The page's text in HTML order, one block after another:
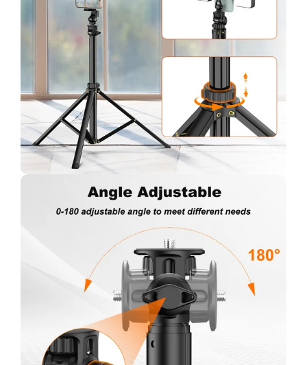
Bestätigen Sie Ihr Alter
Sind Sie 18 Jahre oder älter?
Nein, ich bin nicht Ja, das bin ich